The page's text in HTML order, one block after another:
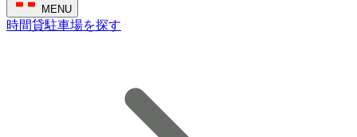
MENU
時間貸駐車場を探す